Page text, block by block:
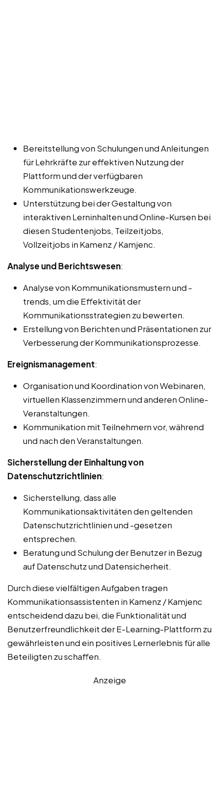
Bereitstellung von Schulungen und Anleitungen
für Lehrkräfte zur effektiven Nutzung der
Plattform und der verfügbaren
Kommunikationswerkzeuge.
Unterstützung bei der Gestaltung von
interaktiven Lerninhalten und Online-Kursen bei
diesen Studentenjobs, Teilzeitjobs,
Vollzeitjobs in Kamenz / Kamjenc.
Analyse und Berichtswesen:
Analyse von Kommunikationsmustern und -
trends, um die Effektivität der
Kommunikationsstrategien zu bewerten.
Erstellung von Berichten und Präsentationen zur
Verbesserung der Kommunikationsprozesse.
Ereignismanagement:
Organisation und Koordination von Webinaren,
virtuellen Klassenzimmern und anderen Online-
Veranstaltungen.
Kommunikation mit Teilnehmern vor, während
und nach den Veranstaltungen.
Sicherstellung der Einhaltung von
Datenschutzrichtlinien:
Sicherstellung, dass alle
Kommunikationsaktivitäten den geltenden
Datenschutzrichtlinien und -gesetzen
entsprechen.
Beratung und Schulung der Benutzer in Bezug
auf Datenschutz und Datensicherheit.
Durch diese vielfältigen Aufgaben tragen
Kommunikationsassistenten in Kamenz / Kamjenc
entscheidend dazu bei, die Funktionalität und
Benutzerfreundlichkeit der E-Learning-Plattform zu
gewährleisten und ein positives Lernerlebnis für alle
Beteiligten zu schaffen.
Anzeige